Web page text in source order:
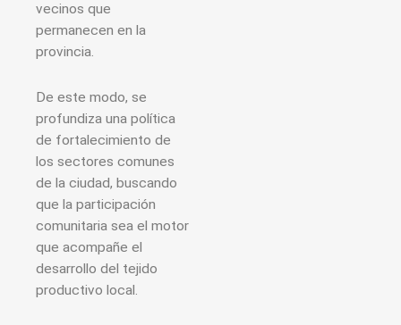
vecinos que
permanecen en la
provincia.
De este modo, se
profundiza una política
de fortalecimiento de
los sectores comunes
de la ciudad, buscando
que la participación
comunitaria sea el motor
que acompañe el
desarrollo del tejido
productivo local.